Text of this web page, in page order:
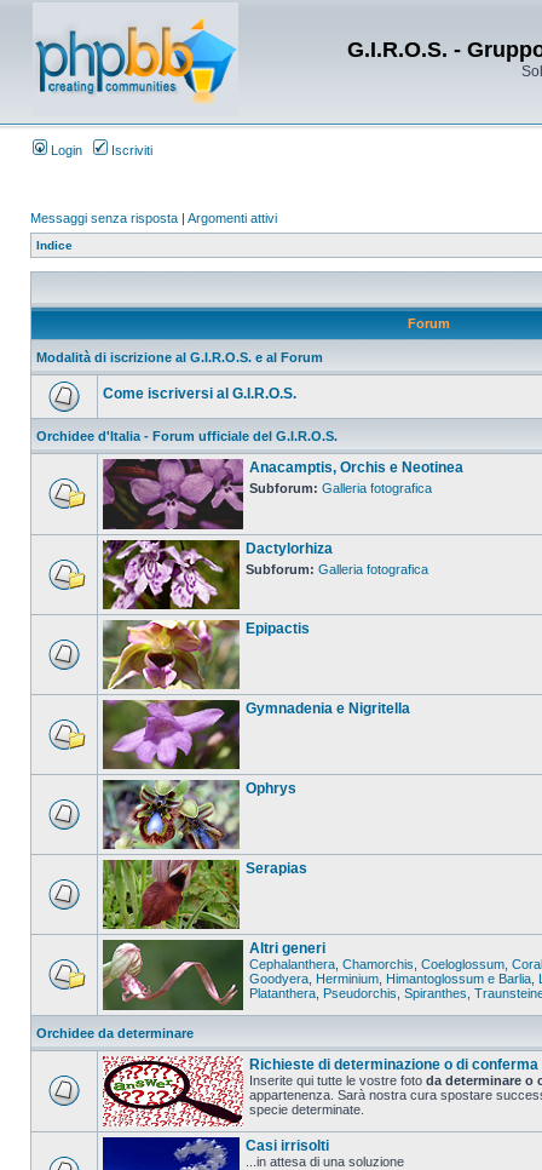
G.I.R.O.S. -
Login Iscriviti
Messaggi senza risposta | Argomenti attivi
Indice
Forum
Modalità di iscrizione al G.I.R.O.S. e al Forum
Come iscriversi al G.I.R.O.S.
Orchidee d'Italia - Forum ufficiale del G.I.R.O.S.
Anacamptis, Orchis e Neotinea
Subforum: Galleria fotografica
Dactylorhiza
Subforum: Galleria fotografica
Epipactis
Gymnadenia e Nigritella
Ophrys
Serapias
Altri generi
Cephalanthera Chamorchis Coeloglossum
Goodyera Herminium Himantoglossum e Barlia
Platanthera Pseudorchis Spiranthes
Orchidee da determinare
Richieste di determinazione o di conferma
Inserite qui tutte le vostre foto da determinare o
appartenenza. Sarà nostra cura spostare
specie determinate.
Casi irrisolti
...in attesa di una soluzione